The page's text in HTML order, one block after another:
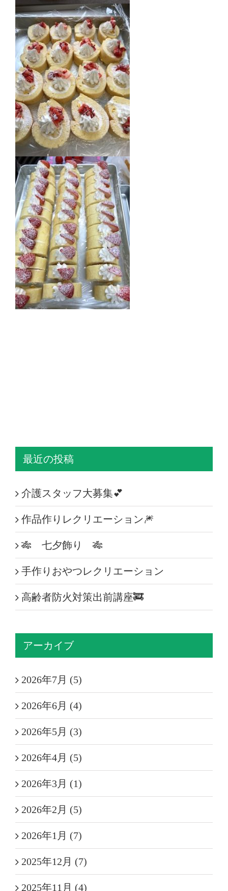
最近の投稿
介護スタッフ大募集💕
作品作りレクリエーション🎆
🎋 七夕飾り 🎋
手作りおやつレクリエーション
高齢者防火対策出前講座🚒
アーカイブ
2026年7月 (5)
2026年6月 (4)
2026年5月 (3)
2026年4月 (5)
2026年3月 (1)
2026年2月 (5)
2026年1月 (7)
2025年12月 (7)
2025年11月 (4)